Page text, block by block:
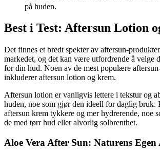
på huden.
Best i Test: Aftersun Lotion
Det finnes et bredt spekter av aftersun-
markedet, og det kan være utfordrende å velge
for din hud. Noen av de mest populære
inkluderer aftersun lotion og krem.
Aftersun lotion er vanligvis lettere i tekstur og
huden, noe som gjør den ideell for daglig bruk.
aftersun krem tykkere og mer hydrerende, noe
de med tørr hud eller alvorlig solbrenthet.
Aloe Vera After Sun: Naturens Egen